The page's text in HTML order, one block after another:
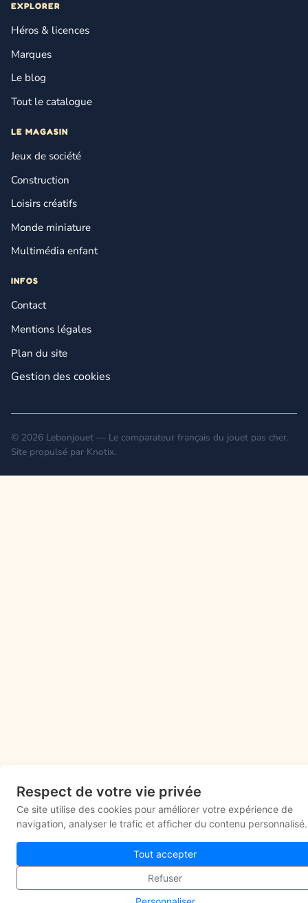
Respect de votre vie privée
Ce site utilise des cookies pour améliorer votre expérience de
navigation, analyser le trafic et afficher du contenu personnalisé.
Tout accepter
Refuser
EXPLORER
Héros & licences
Marques
Le blog
Tout le catalogue
LE MAGASIN
Jeux de société
Construction
Loisirs créatifs
Monde miniature
Multimédia enfant
INFOS
Contact
Mentions légales
Plan du site
Gestion des cookies
© 2026 Lebonjouet — Le comparateur français du jouet pas cher.
Site propulsé par Knotix.